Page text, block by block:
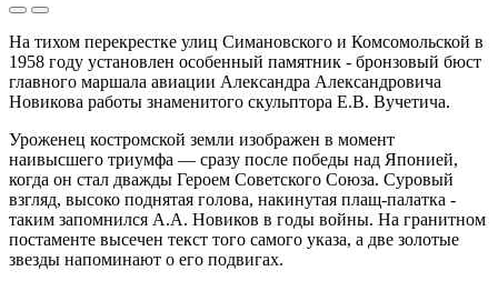
На тихом перекрестке улиц Симановского и Комсомольской в
1958 году установлен особенный памятник - бронзовый бюст
главного маршала авиации Александра Александровича
Новикова работы знаменитого скульптора Е.В. Вучетича.
Уроженец костромской земли изображен в момент
наивысшего триумфа — сразу после победы над Японией,
когда он стал дважды Героем Советского Союза. Суровый
взгляд, высоко поднятая голова, накинутая плащ-палатка -
таким запомнился А.А. Новиков в годы войны. На гранитном
постаменте высечен текст того самого указа, а две золотые
звезды напоминают о его подвигах.